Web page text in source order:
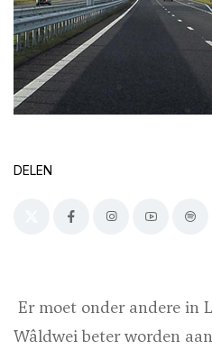
DELEN
Er moet onder andere in
Wâldwei beter worden